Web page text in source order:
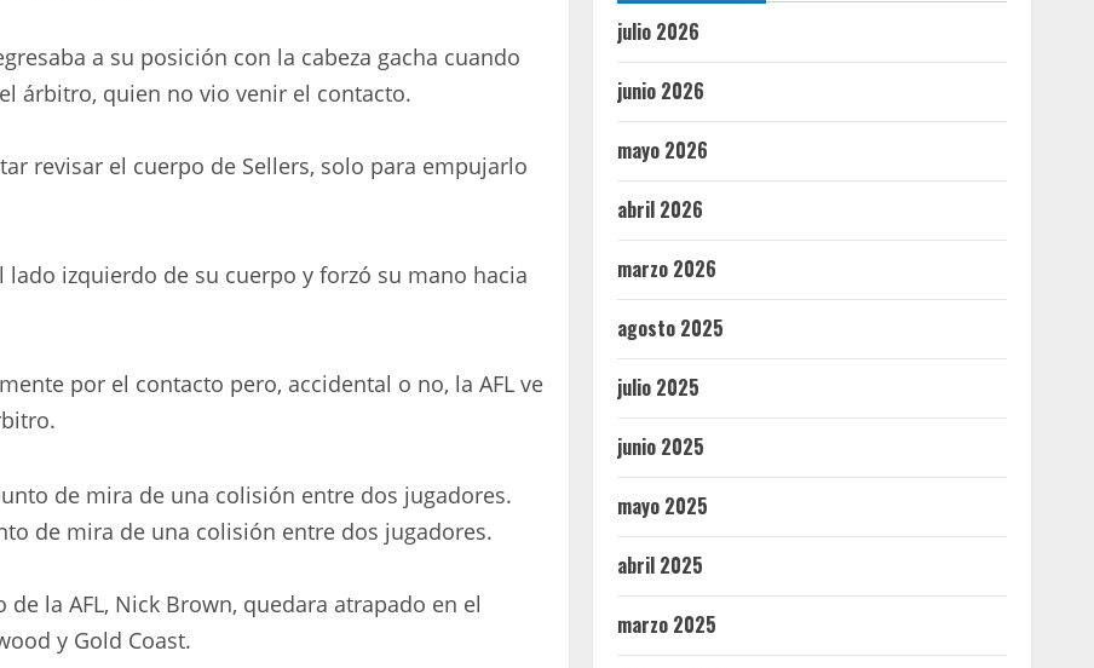
a su posición con la cabeza gacha cuando
árbitro, quien no vio venir el contacto.
revisar el cuerpo de Sellers, solo para empujarlo
lado izquierdo de su cuerpo y forzó su mano hacia
por el contacto pero, accidental o no, la AFL ve
de mira de una colisión entre dos jugadores.
la AFL, Nick Brown, quedara atrapado en el
y Gold Coast.
julio 2026
junio 2026
mayo 2026
abril 2026
marzo 2026
agosto 2025
julio 2025
junio 2025
mayo 2025
abril 2025
marzo 2025